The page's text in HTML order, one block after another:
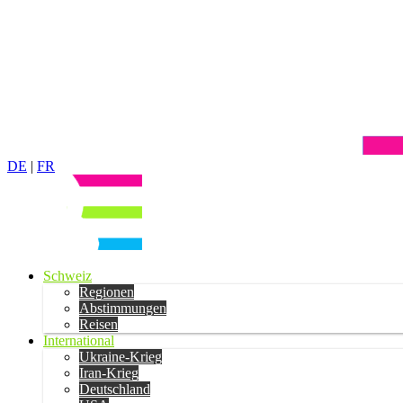
DE | FR
Schweiz
Regionen
Abstimmungen
Reisen
International
Ukraine-Krieg
Iran-Krieg
Deutschland